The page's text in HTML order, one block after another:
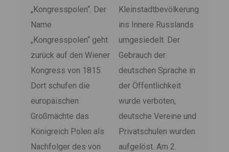
„Kongresspolen“. Der
Name
„Kongresspolen“ geht
zurück auf den Wiener
Kongress von 1815.
Dort schufen die
europäischen
Großmächte das
Königreich Polen als
Nachfolger des von
Kleinstadtbevölkerung
ins Innere Russlands
umgesiedelt. Der
Gebrauch der
deutschen Sprache in
der Öffentlichkeit
wurde verboten,
deutsche Vereine und
Privatschulen wurden
aufgelöst. Am 2.